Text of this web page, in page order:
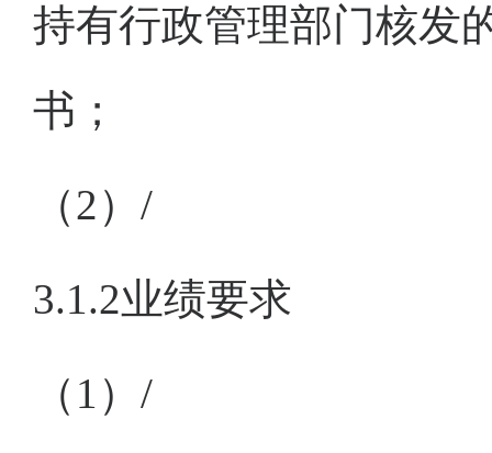
持有行政管理部门核发
书；
（2） /
3.1.2业绩要求
（ 1）/